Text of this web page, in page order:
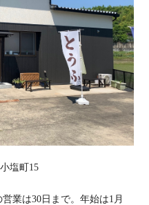
塩町15
業は30日まで。年始は1月